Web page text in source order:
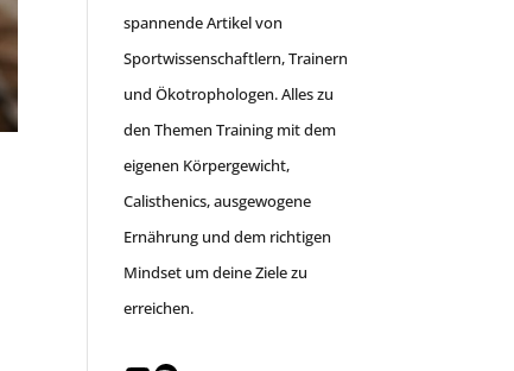
spannende Artikel von
Sportwissenschaftlern, Trainern
und Ökotrophologen. Alles zu
den Themen Training mit dem
eigenen Körpergewicht,
Calisthenics, ausgewogene
Ernährung und dem richtigen
Mindset um deine Ziele zu
erreichen.